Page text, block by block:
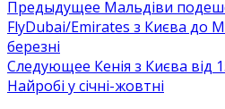
Предыдущее Мальдіви
FlyDubai/Emirates з Києва до
березні
Следующее Кенія з Києва від
Найробі у січні-жовтні